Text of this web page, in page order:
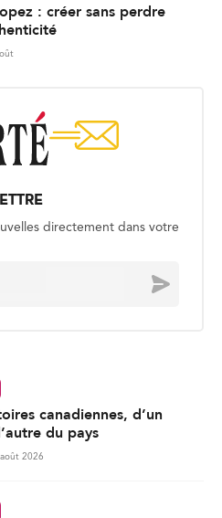
: créer sans perdre
directement dans votre
Envoyer
canadiennes, d’un
du pays
août 2026